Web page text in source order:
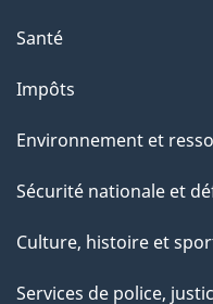
Santé
Impôts
Environnement et
Sécurité nationale et
Culture, histoire et
Services de police,